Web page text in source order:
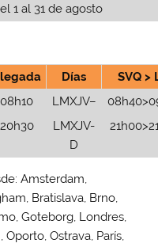
1 al 31 de agosto
Días SVQ >
08h10 LMXJV–
20h30
LMXJV-
D
Amsterdam,
Bratislava, Brno,
Goteborg, Londres,
Ostrava, París,